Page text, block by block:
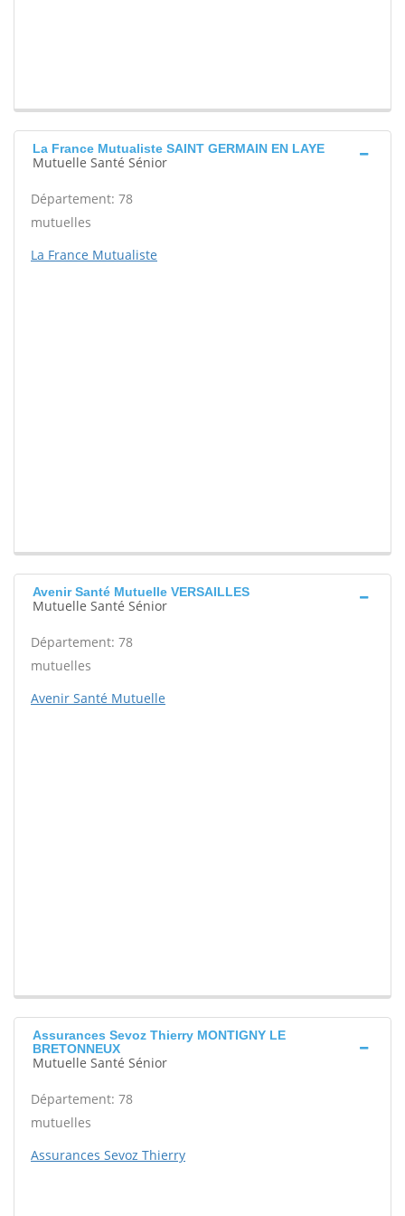
La France Mutualiste SAINT GERMAIN EN LAYE
Mutuelle Santé Sénior
Département: 78
mutuelles
La France Mutualiste
Avenir Santé Mutuelle VERSAILLES
Mutuelle Santé Sénior
Département: 78
mutuelles
Avenir Santé Mutuelle
Assurances Sevoz Thierry MONTIGNY LE
BRETONNEUX
Mutuelle Santé Sénior
Département: 78
mutuelles
Assurances Sevoz Thierry